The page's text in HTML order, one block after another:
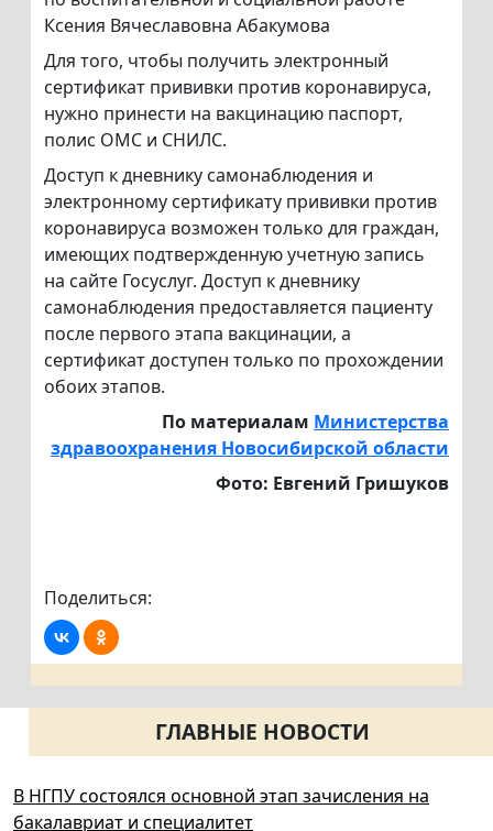
Ксения Вячеславовна Абакумова
Для того, чтобы получить электронный
сертификат прививки против коронавируса,
нужно принести на вакцинацию паспорт,
полис ОМC и СНИЛС.
Доступ к дневнику самонаблюдения и
электронному сертификату прививки против
коронавируса возможен только для граждан,
имеющих подтвержденную учетную запись
на сайте Госуслуг. Доступ к дневнику
самонаблюдения предоставляется пациенту
после первого этапа вакцинации, а
сертификат доступен только по прохождении
обоих этапов.
По материалам Министерства
здравоохранения Новосибирской области
Фото: Евгений Гришуков
Поделиться:
ГЛАВНЫЕ НОВОСТИ
В НГПУ состоялся основной этап зачисления на
бакалавриат и специалитет